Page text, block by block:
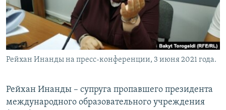
Рейхан Инанды на пресс-конференции, 3 июня 2021 года.
Рейхан Инанды – супруга пропавшего президента
международного образовательного учреждения